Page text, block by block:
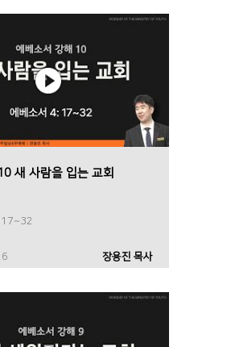
새 사람을 입는 교회
17~32
장용진 목사